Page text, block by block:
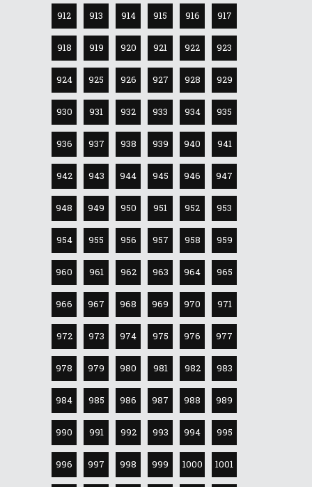
912 913 914 915 916 917
918 919 920 921 922 923
924 925 926 927 928 929
930 931 932 933 934 935
936 937 938 939 940 941
942 943 944 945 946 947
948 949 950 951 952 953
954 955 956 957 958 959
960 961 962 963 964 965
966 967 968 969 970 971
972 973 974 975 976 977
978 979 980 981 982 983
984 985 986 987 988 989
990 991 992 993 994 995
996 997 998 999 1000 1001